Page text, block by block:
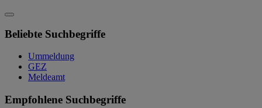
Beliebte Suchbegriffe
Ummeldung
GEZ
Meldeamt
Empfohlene Suchbegriffe